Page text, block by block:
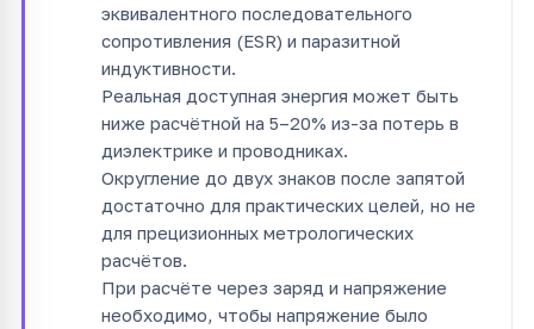
эквивалентного последовательного
сопротивления (ESR) и паразитной
индуктивности.
Реальная доступная энергия может быть
ниже расчётной на 5–20% из-за потерь в
диэлектрике и проводниках.
Округление до двух знаков после запятой
достаточно для практических целей, но не
для прецизионных метрологических
расчётов.
При расчёте через заряд и напряжение
необходимо, чтобы напряжение было